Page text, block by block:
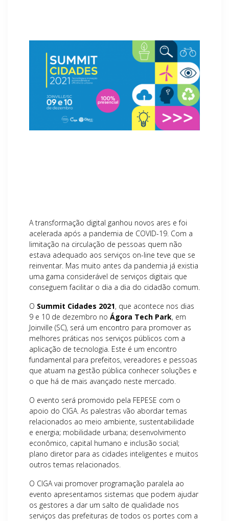
A transformação digital ganhou novos ares e foi
acelerada após a pandemia de COVID-19. Com a
limitação na circulação de pessoas quem não
estava adequado aos serviços on-line teve que se
reinventar. Mas muito antes da pandemia já existia
uma gama considerável de serviços digitais que
conseguem facilitar o dia a dia do cidadão comum.
O Summit Cidades 2021, que acontece nos dias
9 e 10 de dezembro no Ágora Tech Park, em
Joinville (SC), será um encontro para promover as
melhores práticas nos serviços públicos com a
aplicação de tecnologia. Este é um encontro
fundamental para prefeitos, vereadores e pessoas
que atuam na gestão pública conhecer soluções e
o que há de mais avançado neste mercado.
O evento será promovido pela FEPESE com o
apoio do CIGA. As palestras vão abordar temas
relacionados ao meio ambiente, sustentabilidade
e energia; mobilidade urbana; desenvolvimento
econômico, capital humano e inclusão social;
plano diretor para as cidades inteligentes e muitos
outros temas relacionados.
O CIGA vai promover programação paralela ao
evento apresentamos sistemas que podem ajudar
os gestores a dar um salto de qualidade nos
serviços das prefeituras de todos os portes com a